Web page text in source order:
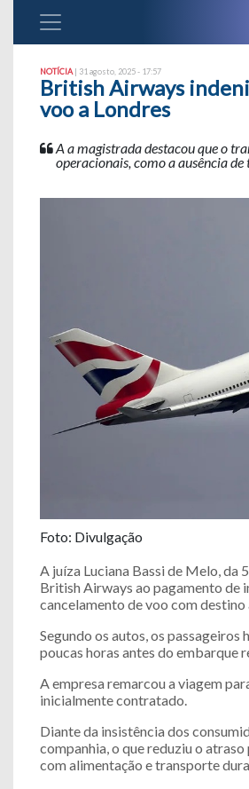
NOTÍCIA | 31 agosto, 2025 - 17:57
British Airways
voo a Londres
A a magistrada destacou que o
operacionais, como a ausência
Foto: Divulgação
A juíza Luciana Bassi de Melo, da
British Airways ao pagamento de
cancelamento de voo com destino
Segundo os autos, os
poucas horas antes do embarque
A empresa remarcou a viagem
inicialmente contratado.
Diante da insistência dos
companhia, o que reduziu o
com alimentação e transporte